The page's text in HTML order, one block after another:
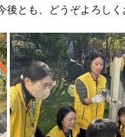
とも、どうぞよろしく